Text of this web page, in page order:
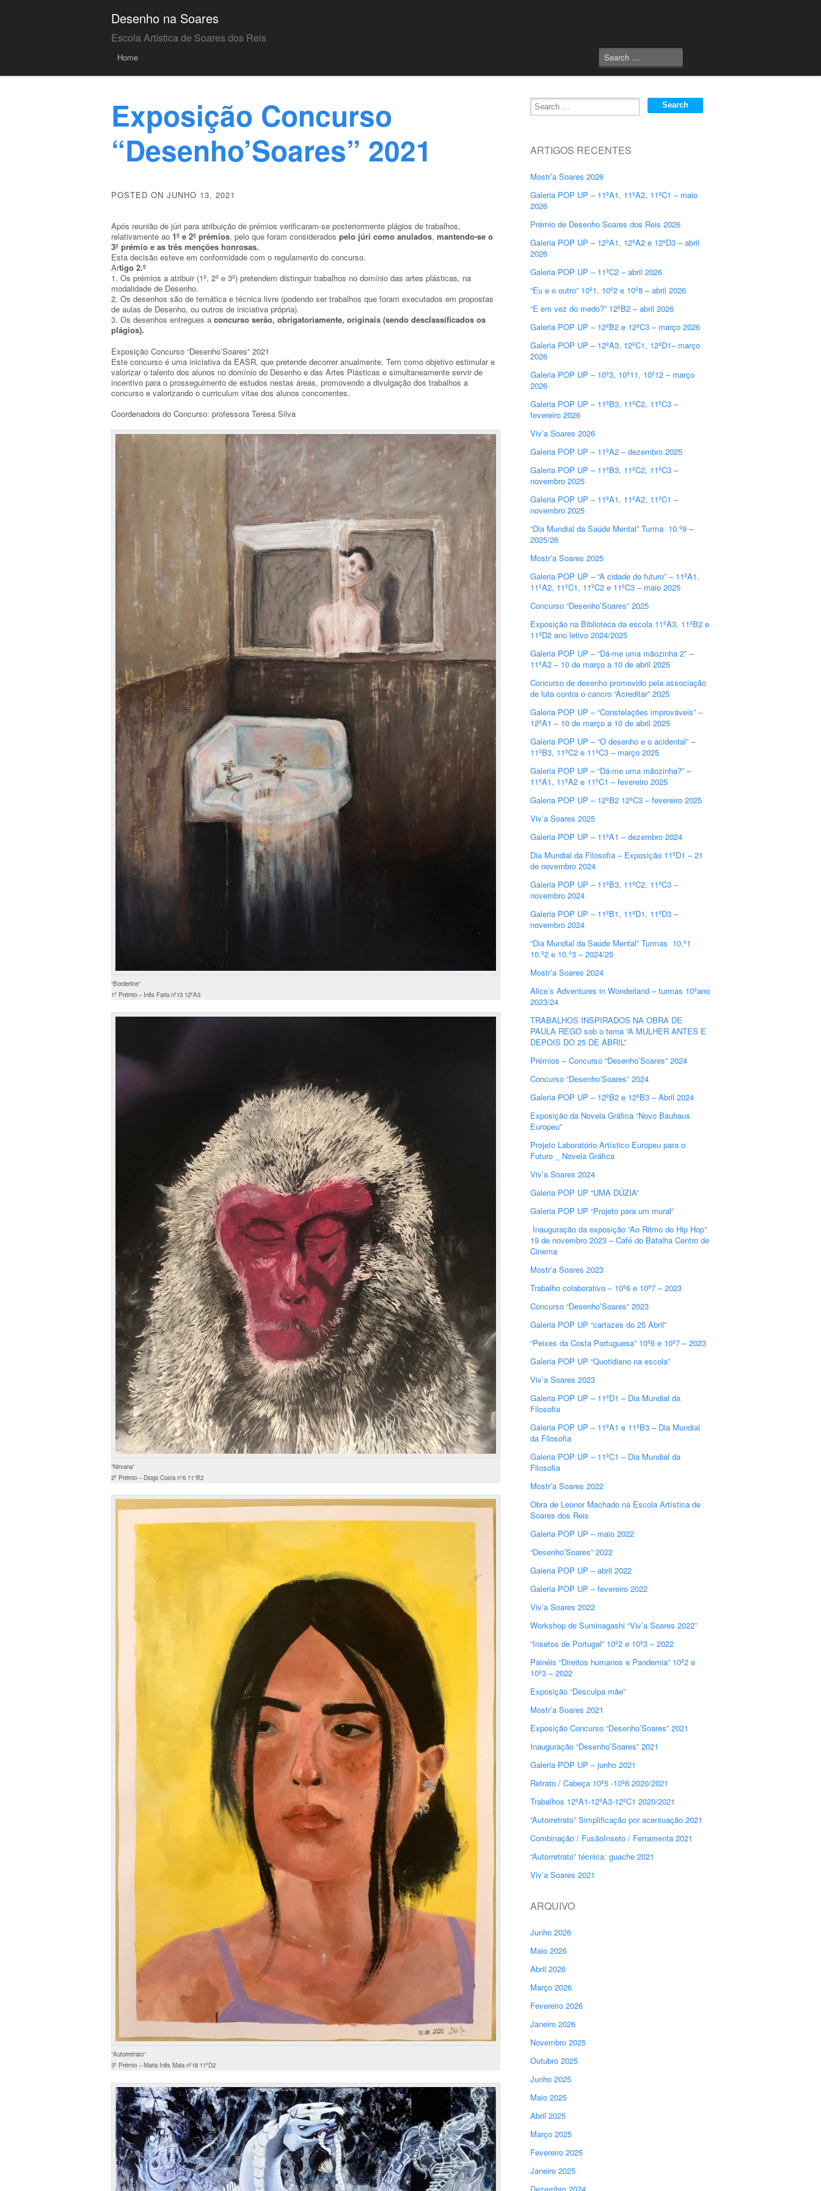
Desenho na Soares
Escola Artística de Soares dos Reis
Menu
content
Home
Exposição Concurso
“Desenho’Soares” 2021
POSTED ON JUNHO 13, 2021
Após reunião de júri para atribuição de prémios verificaram-se posteriormente plágios de trabalhos,
relativamente ao 1º e 2º prémios, pelo que foram considerados pelo júri como anulados, mantendo-se o
3º prémio e as três menções honrosas.
Esta decisão esteve em conformidade com o regulamento do concurso.
Artigo 2.º
1. Os prémios a atribuir (1º, 2º e 3º) pretendem distinguir trabalhos no domínio das artes plásticas, na
modalidade de Desenho.
2. Os desenhos são de temática e técnica livre (podendo ser trabalhos que foram executados em propostas
de aulas de Desenho, ou outros de iniciativa própria).
3. Os desenhos entregues a concurso serão, obrigatoriamente, originais (sendo desclassificados os
plágios).
Exposição Concurso “Desenho’Soares” 2021
Este concurso é uma iniciativa da EASR, que pretende decorrer anualmente. Tem como objetivo estimular e
valorizar o talento dos alunos no domínio do Desenho e das Artes Plásticas e simultaneamente servir de
incentivo para o prosseguimento de estudos nestas áreas, promovendo a divulgação dos trabalhos a
concurso e valorizando o curriculum vitae dos alunos concorrentes.
Coordenadora do Concurso: professora Teresa Silva
“Borderline”
1º Prémio – Inês Faria nº13 12ºA3
“Nirvana”
2º Prémio – Diogo Costa n°6 11°B2
“Autorretrato”
3º Prémio – Maria Inês Maia nº18 11ºD2
ARTIGOS RECENTES
Mostr’a Soares 2026
Galeria POP UP – 11ºA1, 11ºA2, 11ºC1 – maio
2026
Prémio de Desenho Soares dos Reis 2026
Galeria POP UP – 12ºA1, 12ºA2 e 12ºD3 – abril
2026
Galeria POP UP – 11ºC2 – abril 2026
“Eu e o outro” 10º1, 10º2 e 10º8 – abril 2026
“E em vez do medo?” 12ºB2 – abril 2026
Galeria POP UP – 12ºB2 e 12ºC3 – março 2026
Galeria POP UP – 12ºA3, 12ºC1, 12ºD1– março
2026
Galeria POP UP – 10º3, 10º11, 10º12 – março
2026
Galeria POP UP – 11ºB3, 11ºC2, 11ºC3 –
fevereiro 2026
Viv’a Soares 2026
Galeria POP UP – 11ºA2 – dezembro 2025
Galeria POP UP – 11ºB3, 11ºC2, 11ºC3 –
novembro 2025
Galeria POP UP – 11ºA1, 11ºA2, 11ºC1 –
novembro 2025
“Dia Mundial da Saúde Mental” Turma 10.º9 –
2025/26
Mostr’a Soares 2025
Galeria POP UP – “A cidade do futuro” – 11ºA1,
11ºA2, 11ºC1, 11ºC2 e 11ºC3 – maio 2025
Concurso “Desenho’Soares” 2025
Exposição na Biblioteca da escola 11ºA3, 11ºB2 e
11ºD2 ano letivo 2024/2025
Galeria POP UP – “Dá-me uma mãozinha 2” –
11ºA2 – 10 de março a 10 de abril 2025
Concurso de desenho promovido pela associação
de luta contra o cancro “Acreditar” 2025
Galeria POP UP – “Constelações improváveis” –
12ºA1 – 10 de março a 10 de abril 2025
Galeria POP UP – “O desenho e o acidental” –
11ºB3, 11ºC2 e 11ºC3 – março 2025
Galeria POP UP – “Dá-me uma mãozinha?” –
11ºA1, 11ºA2 e 11ºC1 – fevereiro 2025
Galeria POP UP – 12ºB2 12ºC3 – fevereiro 2025
Viv’a Soares 2025
Galeria POP UP – 11ºA1 – dezembro 2024
Dia Mundial da Filosofia – Exposição 11ºD1 – 21
de novembro 2024
Galeria POP UP – 11ºB3, 11ºC2, 11ºC3 –
novembro 2024
Galeria POP UP – 11ºB1, 11ºD1, 11ºD3 –
novembro 2024
“Dia Mundial da Saúde Mental” Turmas 10.º1
10.º2 e 10.º3 – 2024/25
Mostr’a Soares 2024
Alice’s Adventures in Wonderland – turmas 10ºano
2023/24
TRABALHOS INSPIRADOS NA OBRA DE
PAULA REGO sob o tema “A MULHER ANTES E
DEPOIS DO 25 DE ABRIL”
Prémios – Concurso “Desenho’Soares” 2024
Concurso “Desenho’Soares” 2024
Galeria POP UP – 12ºB2 e 12ºB3 – Abril 2024
Exposição da Novela Gráfica “Novo Bauhaus
Europeu”
Projeto Laboratório Artístico Europeu para o
Futuro _ Novela Gráfica
Viv’a Soares 2024
Galeria POP UP “UMA DÚZIA”
Galeria POP UP “Projeto para um mural”
Inauguração da exposição “Ao Ritmo do Hip Hop”
19 de novembro 2023 – Café do Batalha Centro de
Cinema
Mostr’a Soares 2023
Trabalho colaborativo – 10º6 e 10º7 – 2023
Concurso “Desenho’Soares” 2023
Galeria POP UP “cartazes do 25 Abril”
“Peixes da Costa Portuguesa” 10º6 e 10º7 – 2023
Galeria POP UP “Quotidiano na escola”
Viv’a Soares 2023
Galeria POP UP – 11ºD1 – Dia Mundial da
Filosofia
Galeria POP UP – 11ºA1 e 11ºB3 – Dia Mundial
da Filosofia
Galeria POP UP – 11ºC1 – Dia Mundial da
Filosofia
Mostr’a Soares 2022
Obra de Leonor Machado na Escola Artística de
Soares dos Reis
Galeria POP UP – maio 2022
“Desenho’Soares” 2022
Galeria POP UP – abril 2022
Galeria POP UP – fevereiro 2022
Viv’a Soares 2022
Workshop de Suminagashi “Viv’a Soares 2022”
“Insetos de Portugal” 10º2 e 10º3 – 2022
Painéis “Direitos humanos e Pandemia” 10º2 e
10º3 – 2022
Exposição “Desculpa mãe”
Mostr’a Soares 2021
Exposição Concurso “Desenho’Soares” 2021
Inauguração “Desenho’Soares” 2021
Galeria POP UP – junho 2021
Retrato / Cabeça 10º5 -10º6 2020/2021
Trabalhos 12ºA1-12ºA3-12ºC1 2020/2021
“Autorretrato” Simplificação por acentuação 2021
Combinação / FusãoInseto / Ferramenta 2021
“Autorretrato” técnica: guache 2021
Viv’a Soares 2021
ARQUIVO
Junho 2026
Maio 2026
Abril 2026
Março 2026
Fevereiro 2026
Janeiro 2026
Novembro 2025
Outubro 2025
Junho 2025
Maio 2025
Abril 2025
Março 2025
Fevereiro 2025
Janeiro 2025